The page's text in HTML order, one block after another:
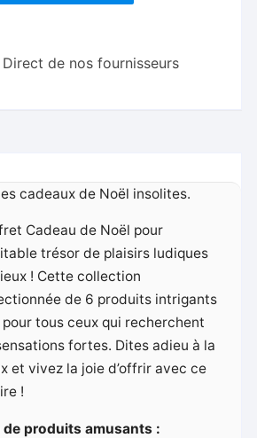
Direct de nos fournisseurs
cadeaux de Noël insolites.
Cadeau de Noël pour
trésor de plaisirs ludiques
! Cette collection
de 6 produits intrigants
tous ceux qui recherchent
fortes. Dites adieu à la
et vivez la joie d’offrir avec ce
!
de produits amusants :